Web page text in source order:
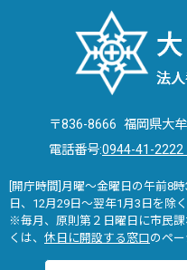
〒836-8666 福岡県大
電話番号:0944-41-2222
[開庁時間]月曜～金曜日の午前8
日、12月29日～翌年1月3日を除く
※毎月、原則第２日曜日に市民
くは、 休日に開設する窓口のペー